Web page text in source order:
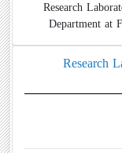
Research
Research
Department at